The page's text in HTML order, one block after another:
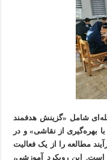
شامل «گزینش هدفمند
بهره‌گیری از نقاشی» و در
مطالعه را از یک فعالیت
است. این رویکرد آموزشی،